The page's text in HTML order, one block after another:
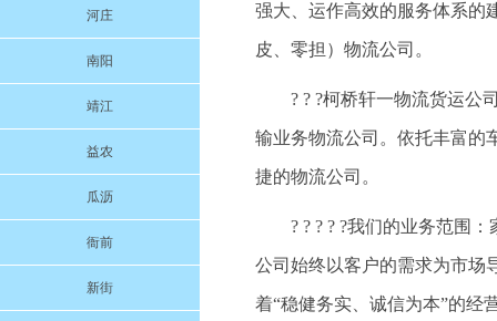
河庄
南阳
靖江
益农
瓜沥
衙前
新街
强大、运作高效的服务体系的
皮、零担）物流公司。
? ? ?柯桥轩一物流货运公
输业务物流公司。依托丰富的
捷的物流公司。
? ? ? ? ?我们的业务范围
公司始终以客户的需求为市场
着“稳健务实、诚信为本”的经